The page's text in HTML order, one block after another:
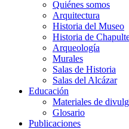
Quiénes somos
Arquitectura
Historia del Museo
Historia de
Arqueología
Murales
Salas de Historia
Salas del Alcázar
Educación
Materiales de
Glosario
Publicaciones